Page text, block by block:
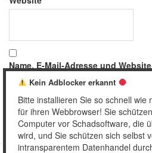
Name, E-Mail-Adresse und
meinen nächsten Kommentar
Kein Adblocker erkannt
Bitte installieren Sie so schnell wie
für ihren Webbrowser! Sie
Computer vor Schadsoftware, die
wird, und Sie schützen sich selbst
intransparentem Datenhandel